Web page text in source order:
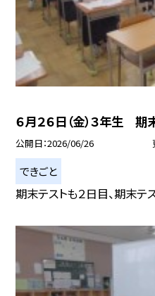
６月２６日（金）３年生 期
公開日 2026/06/26
できごと
期末テストも２日目、期末テ